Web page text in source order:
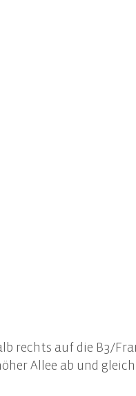
rechts auf die B3/
Allee ab und